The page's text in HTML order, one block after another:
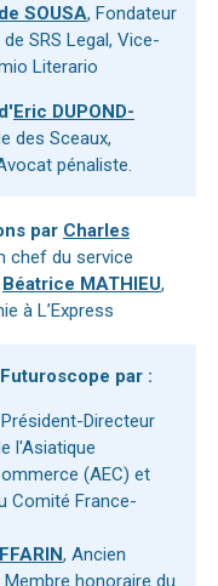
SOUSA, Fondateur
SRS Legal, Vice-
Literario
Eric DUPOND-
des Sceaux,
pénaliste.
par Charles
chef du service
Béatrice MATHIEU,
à L’Express
par :
Directeur
l'Asiatique
(AEC) et
Comité France-
, Ancien
honoraire du